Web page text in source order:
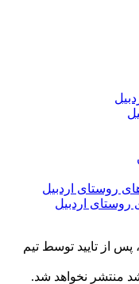
از تایید توسط تیم
منتشر نخواهد شد.